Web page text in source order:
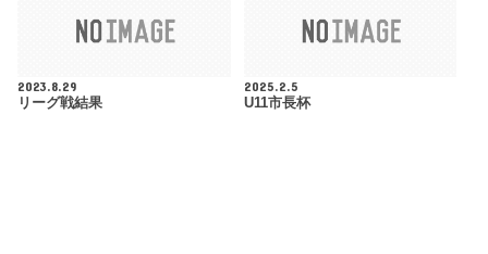
2023.8.29
リーグ戦結果
2025.2.5
U11市長杯